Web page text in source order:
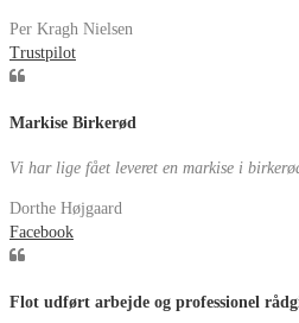
Per Kragh Nielsen
Trustpilot
Markise Birkerød
Vi har lige fået leveret en markise i
Dorthe Højgaard
Facebook
Flot udført arbejde og professionel